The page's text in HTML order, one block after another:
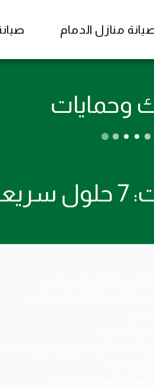
منازل الدمام صيانة
وحمايات
شبوك وحمايات: 7